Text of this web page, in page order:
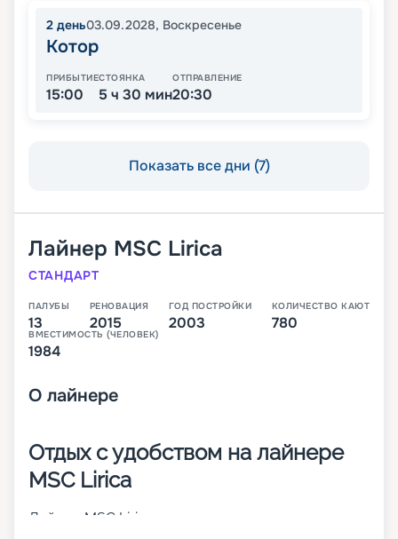
2 день03.09.2028, Воскресенье
Котор
ПРИБЫТИЕ
15:00
СТОЯНКА
5 ч 30 мин
ОТПРАВЛЕНИЕ
20:30
Показать все дни (7)
Лайнер MSC Lirica
СТАНДАРТ
ПАЛУБЫ
13
РЕНОВАЦИЯ
2015
ГОД ПОСТРОЙКИ
2003
КОЛИЧЕСТВО КАЮТ
780
ВМЕСТИМОСТЬ (ЧЕЛОВЕК)
1984
О лайнере
Отдых с удобством на лайнере
MSC Lirica
Лайнер MSC Lirica сочетает высокие